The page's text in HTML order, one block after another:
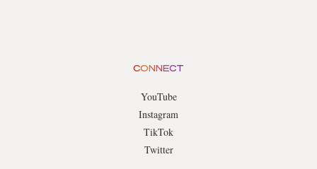
CONNECT
YouTube
Instagram
TikTok
Twitter